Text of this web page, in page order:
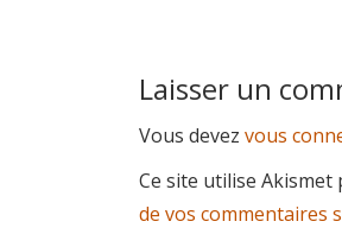
Laisser un
Vous devez vous
Ce site utilise
de vos commentaires